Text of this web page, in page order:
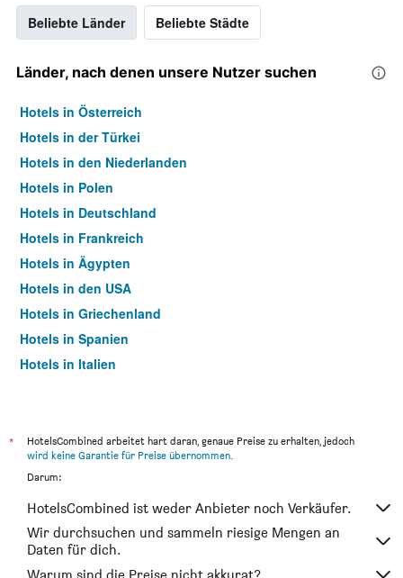
Beliebte Länder Beliebte Städte
Länder, nach denen unsere Nutzer suchen
Hotels in Österreich
Hotels in der Türkei
Hotels in den Niederlanden
Hotels in Polen
Hotels in Deutschland
Hotels in Frankreich
Hotels in Ägypten
Hotels in den USA
Hotels in Griechenland
Hotels in Spanien
Hotels in Italien
*
HotelsCombined arbeitet hart daran, genaue Preise zu erhalten, jedoch
wird keine Garantie für Preise übernommen.
Darum:
HotelsCombined ist weder Anbieter noch Verkäufer.
Wir durchsuchen und sammeln riesige Mengen an
Daten für dich.
Warum sind die Preise nicht akkurat?